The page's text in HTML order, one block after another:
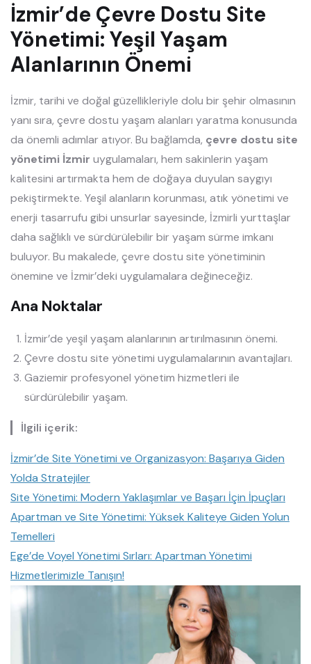
İzmir’de Çevre Dostu Site
Yönetimi: Yeşil Yaşam
Alanlarının Önemi
İzmir, tarihi ve doğal güzellikleriyle dolu bir şehir olmasının
yanı sıra, çevre dostu yaşam alanları yaratma konusunda
da önemli adımlar atıyor. Bu bağlamda, çevre dostu site
yönetimi İzmir uygulamaları, hem sakinlerin yaşam
kalitesini artırmakta hem de doğaya duyulan saygıyı
pekiştirmekte. Yeşil alanların korunması, atık yönetimi ve
enerji tasarrufu gibi unsurlar sayesinde, İzmirli yurttaşlar
daha sağlıklı ve sürdürülebilir bir yaşam sürme imkanı
buluyor. Bu makalede, çevre dostu site yönetiminin
önemine ve İzmir’deki uygulamalara değineceğiz.
Ana Noktalar
İzmir’de yeşil yaşam alanlarının artırılmasının önemi.
Çevre dostu site yönetimi uygulamalarının avantajları.
Gaziemir profesyonel yönetim hizmetleri ile
sürdürülebilir yaşam.
İlgili içerik:
İzmir’de Site Yönetimi ve Organizasyon: Başarıya Giden
Yolda Stratejiler
Site Yönetimi: Modern Yaklaşımlar ve Başarı İçin İpuçları
Apartman ve Site Yönetimi: Yüksek Kaliteye Giden Yolun
Temelleri
Ege’de Voyel Yönetimi Sırları: Apartman Yönetimi
Hizmetlerimizle Tanışın!